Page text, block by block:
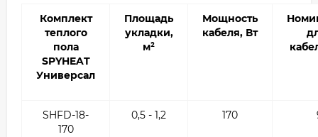
Комплект
теплого
пола
SPYHEAT
Универсал
Площадь
укладки,
м²
Мощность
кабеля, Вт
SHFD-18-
170
0,5 - 1,2 170